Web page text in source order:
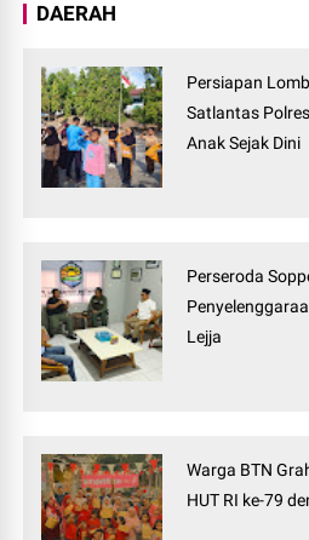
DAERAH
Persiapan
Satlantas
Anak Sejak Dini
Perseroda
Lejja
Warga BTN
HUT RI ke-79